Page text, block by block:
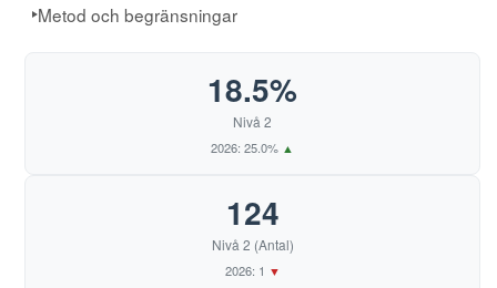
43
IJHE Bildungsgeschichte
Journal of Philosophy of Education
Nordisk tidsskrift for pedagogikk og kritikk
Metod och begränsningar
18.5%
Nivå 2
2026: 25.0% ▲
124
Nivå 2 (Antal)
2026: 1 ▼